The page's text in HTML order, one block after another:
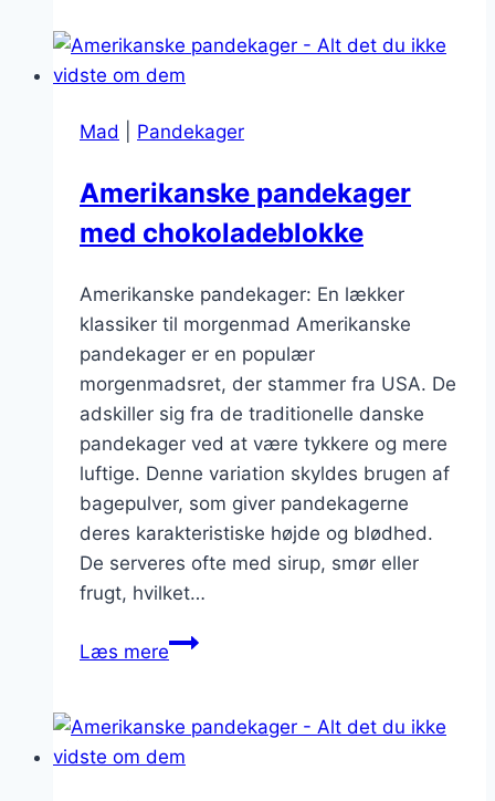
ahornsirup
Mad Pandekager
Amerikanske pandekager
med chokoladeblokke
Amerikanske pandekager: En lækker
klassiker til morgenmad Amerikanske
pandekager er en populær
morgenmadsret, der stammer fra USA. De
adskiller sig fra de traditionelle danske
pandekager ved at være tykkere og mere
luftige. Denne variation skyldes brugen af
bagepulver, som giver pandekagerne
deres karakteristiske højde og blødhed.
De serveres ofte med sirup, smør eller
frugt, hvilket…
Læs mereAmerikanske
chokoladeblokke